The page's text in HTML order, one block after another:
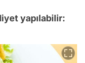
yapılabilir: